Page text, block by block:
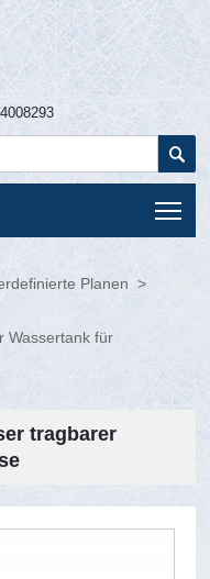

Planen >
Wassertank für
tragbarer